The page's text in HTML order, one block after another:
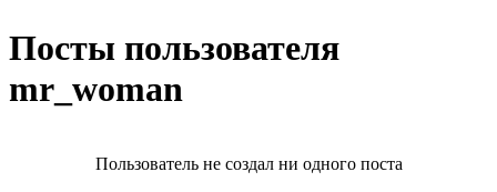
Посты пользователя
mr_woman
Пользователь не создал ни одного поста